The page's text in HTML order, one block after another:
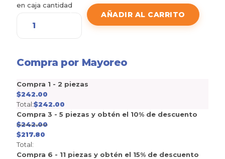
en caja cantidad
AÑADIR AL CARRITO
Compra por Mayoreo
Compra 1 - 2 piezas
$242.00
Total:$242.00
Compra 3 - 5 piezas y obtén el 10% de descuento
$242.00
$217.80
Total:
Compra 6 - 11 piezas y obtén el 15% de descuento